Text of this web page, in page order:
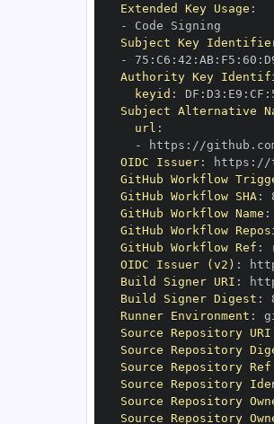
Extended Key Usage :
-
Subject Key
-
75 : C6 : 42 : AB: F5 : 60 :
Authority Key
keyid : DF : D3 : E9 : CF :
Subject Alternative
url :
-
https : //
OIDC Issuer: https :
GitHub Workflow
GitHub Workflow SHA:
GitHub Workflow Name :
GitHub Workflow
GitHub Workflow Ref :
OIDC Issuer (v2) :
Build Signer URI :
Build Signer Digest :
Runner Environment :
Source Repository URI
Source Repository
Source Repository Ref
Source Repository
Source Repository
Source Repository